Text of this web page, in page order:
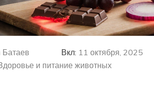
Батаев Вкл: 11 октября, 2025
и питание животных